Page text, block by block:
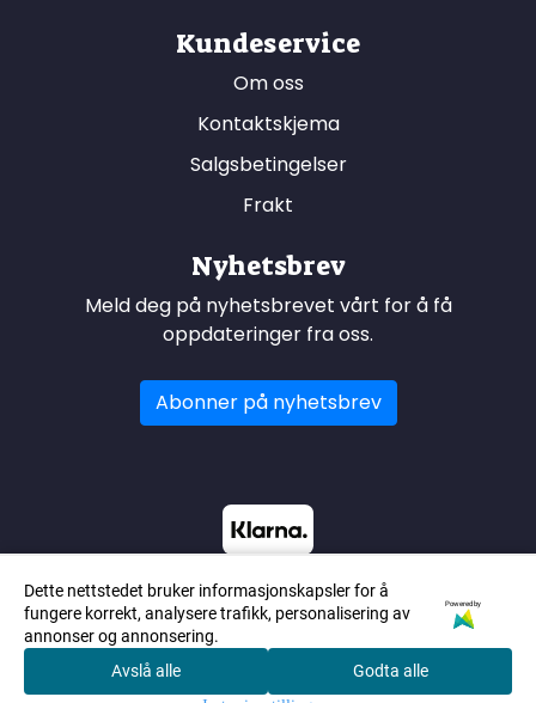
Kundeservice
Om oss
Kontaktskjema
Salgsbetingelser
Frakt
Nyhetsbrev
Meld deg på nyhetsbrevet vårt for å få
oppdateringer fra oss.
Abonner på nyhetsbrev
Dette nettstedet bruker informasjonskapsler for å
fungere korrekt, analysere trafikk, personalisering av
annonser og annonsering.
Powered by
Avslå alle Godta alle